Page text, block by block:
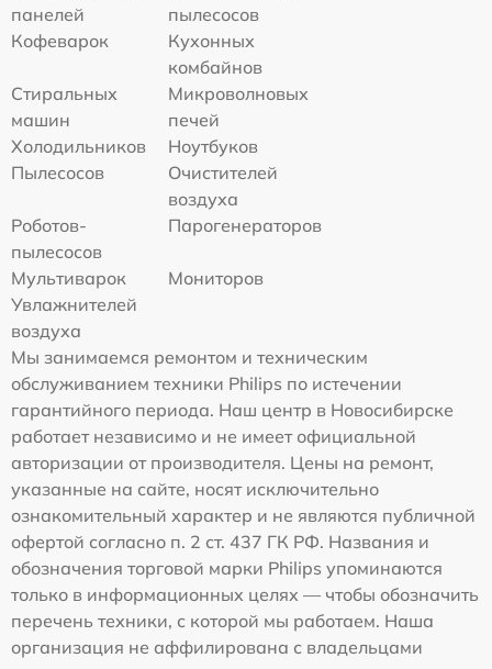
панелей
пылесосов
Кофеварок
Кухонных
комбайнов
Стиральных
машин
Микроволновых
печей
Холодильников
Ноутбуков
Пылесосов
Очистителей
воздуха
Роботов-
пылесосов
Парогенераторов
Мультиварок
Мониторов
Увлажнителей
воздуха
Мы занимаемся ремонтом и техническим
обслуживанием техники Philips по истечении
гарантийного периода. Наш центр в Новосибирске
работает независимо и не имеет официальной
авторизации от производителя. Цены на ремонт,
указанные на сайте, носят исключительно
ознакомительный характер и не являются публичной
офертой согласно п. 2 ст. 437 ГК РФ. Названия и
обозначения торговой марки Philips упоминаются
только в информационных целях — чтобы обозначить
перечень техники, с которой мы работаем. Наша
организация не аффилирована с владельцами